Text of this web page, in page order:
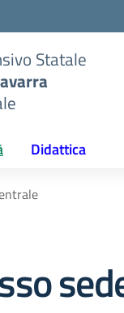
Statale
Didattica